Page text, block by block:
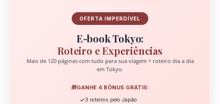
OFERTA IMPERDÍVEL
E-book Tokyo:
Roteiro e Experiências
Mais de 120 páginas com tudo para sua viagem + roteiro dia a dia
em Tokyo.
🎁GANHE 4 BÔNUS GRÁTIS:
✓3 roteiros pelo Japão